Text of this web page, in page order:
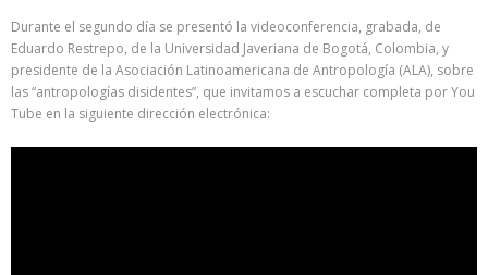
Durante el segundo día se presentó la videoconferencia, grabada, de
Eduardo Restrepo, de la Universidad Javeriana de Bogotá, Colombia, y
presidente de la Asociación Latinoamericana de Antropología (ALA), sobre
las “antropologías disidentes”, que invitamos a escuchar completa por You
Tube en la siguiente dirección electrónica: